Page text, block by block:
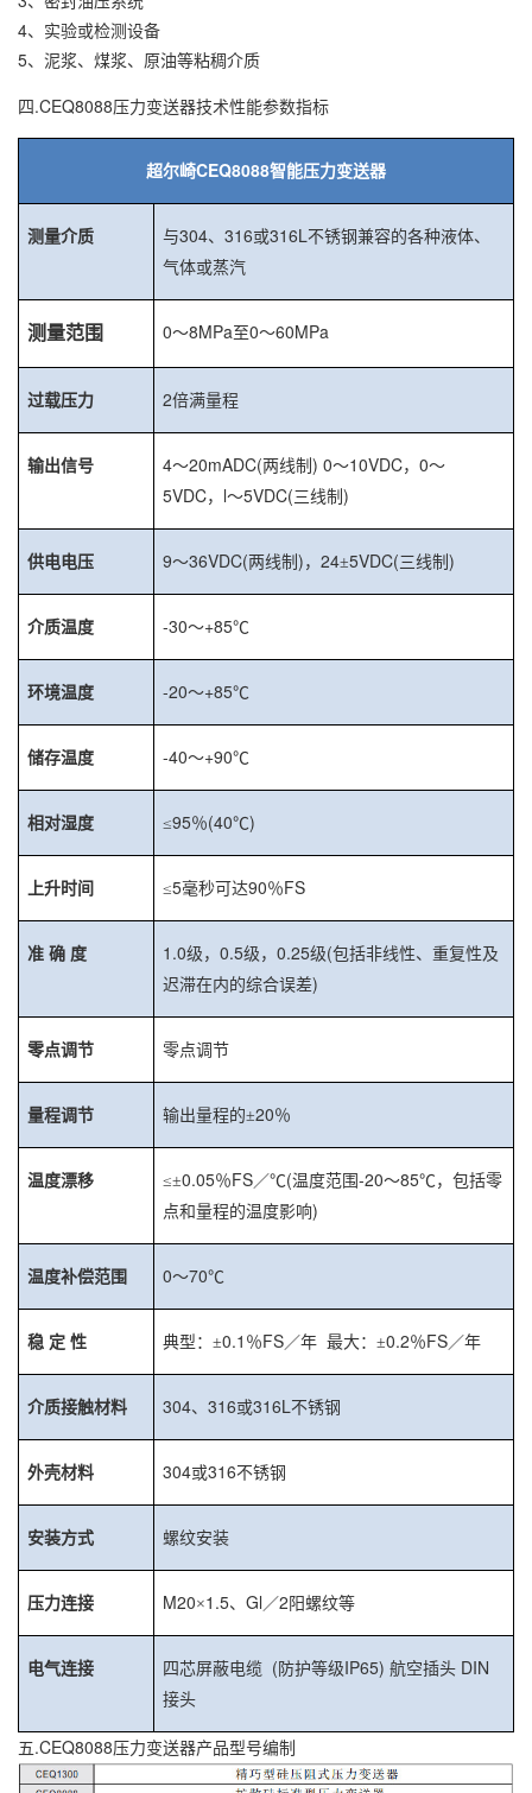
4、实验或检测设备
5、泥浆、煤浆、原油等粘稠介质
四.CEQ8088压力变送器技术性能参数指标
超尔崎CEQ8088智能压力变送器
测量介质 与304、316或316L不锈钢兼容的各种液体、
气体或蒸汽
测量范围 0～8MPa至0～60MPa
过载压力 2倍满量程
输出信号 4～20mADC(两线制 ) 0～10VDC，0～
5VDC， l～5VDC(三线制 )
供电电压 9～36VDC(两线制 ) ，24±5VDC(三线制 )
介质温度 -30～+85℃
环境温度 -20～+85℃
储存温度 -40～+90℃
相对湿度 ≤95％(40℃)
上升时间 ≤5毫秒可达90％FS
准 确 度 1.0级，0.5级，0.25级(包括非线性、重复性及
迟滞在内的综合误差)
零点调节 零点调节
量程调节 输出量程的±20％
温度漂移 ≤±0.05％FS／℃(温度范围-20～85℃，包括零
点和量程的温度影响)
温度补偿范围 0～70℃
稳 定 性 典型：±0.1 ％FS／年 最大：±0.2％FS／年
介质接触材料 304、316或316L不锈钢
外壳材料 304或316不锈钢
安装方式 螺纹安装
压力连接 M20×1.5、Gl ／2 阳螺纹等
电气连接 四芯屏蔽电缆 ( 防护等级IP65)航空插头 DIN
接头
五.CEQ8088压力变送器产品型号编制